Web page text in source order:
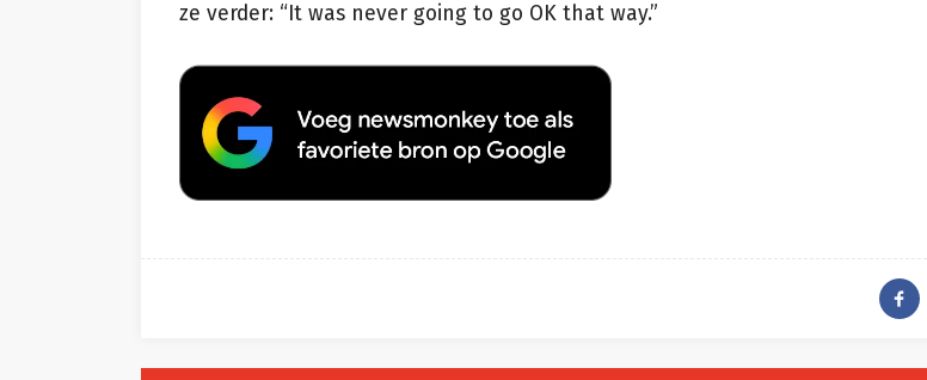
ze verder: “It was never going to go OK that way.”